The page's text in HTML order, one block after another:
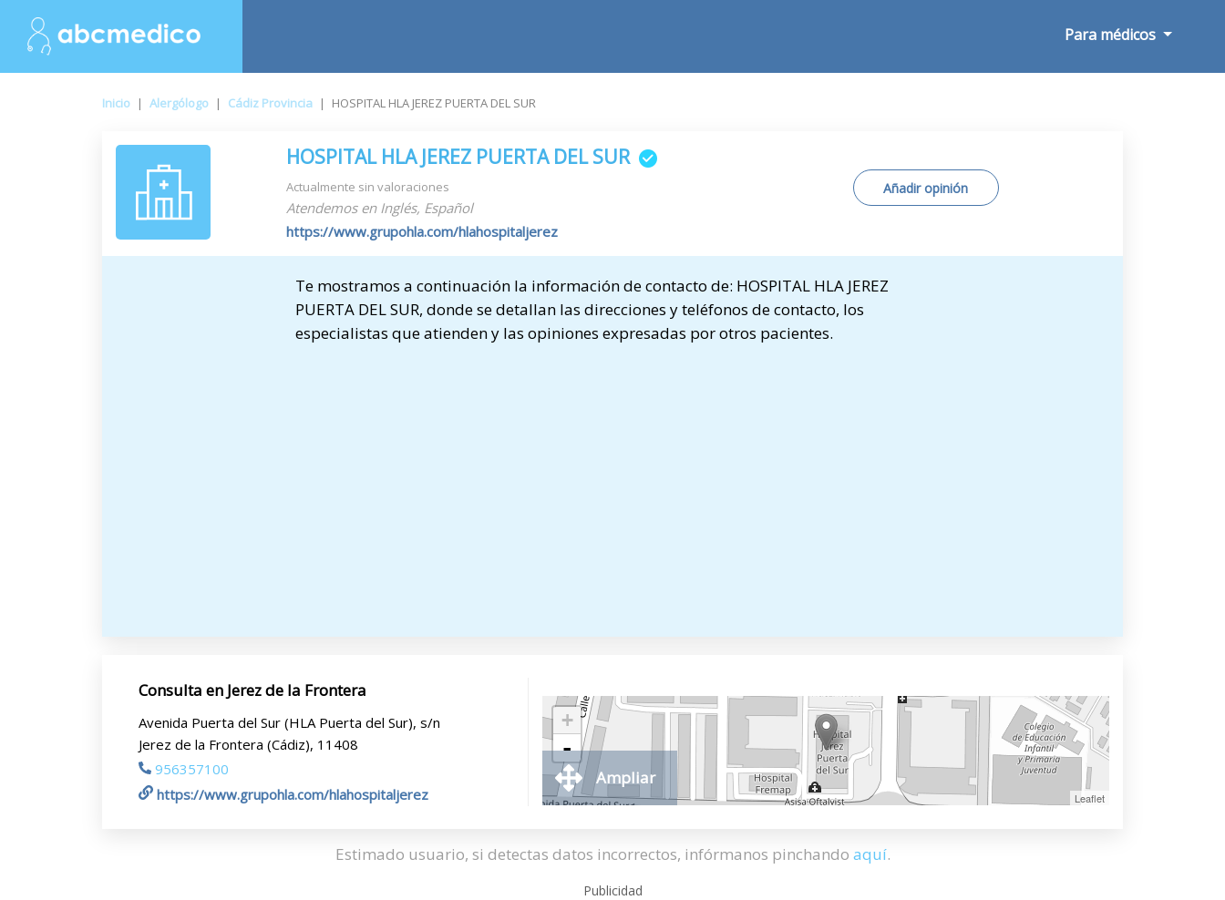
Para médicos
Inicio | Alergólogo | Cádiz Provincia | HOSPITAL HLA JEREZ PUERTA DEL SUR
HOSPITAL HLA JEREZ PUERTA DEL SUR
Actualmente sin valoraciones
Atendemos en Inglés, Español
https://www.grupohla.com/hlahospitaljerez
Añadir opinión
Te mostramos a continuación la información de contacto de: HOSPITAL HLA JEREZ
PUERTA DEL SUR, donde se detallan las direcciones y teléfonos de contacto, los
especialistas que atienden y las opiniones expresadas por otros pacientes.
Consulta en Jerez de la Frontera
Avenida Puerta del Sur (HLA Puerta del Sur), s/n
Jerez de la Frontera (Cádiz), 11408
956357100
https://www.grupohla.com/hlahospitaljerez
+
-
Leaflet
Ampliar
Estimado usuario, si detectas datos incorrectos, infórmanos pinchando aquí.
Publicidad